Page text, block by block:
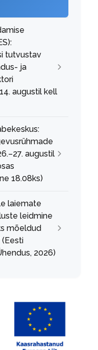
tutvustav
ja
augustil kell
augustil
18.08ks)
laiemate
leidmine
mõeldud
2026)